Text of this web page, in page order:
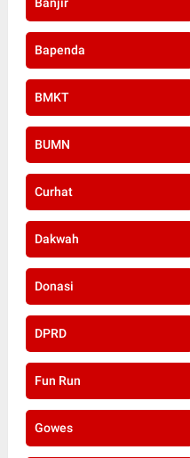
Bapenda
BMKT
BUMN
Curhat
Dakwah
Donasi
DPRD
Fun Run
Gowes